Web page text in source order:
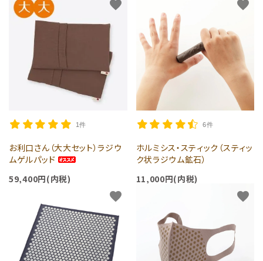
製品情報
ショッピングガイド
ご利用ガイド
プライバシーポリシー
特定商取引法について
お問い合わせ
1件
お利口さん（大大セット）ラジウ
ムゲルパッド
59,400円(内税)
favorite
6件
ホルミシス・スティック（スティッ
ク状ラジウム鉱石）
11,000円(内税)
favorite
favorite favorite